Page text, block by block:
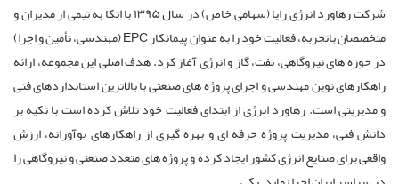
شرکت رهاورد انرژی رایا (سهامی خاص) در سال ۱۳۹۵ با اتکا به تیمی از مدیران و
متخصصان باتجربه، فعالیت خود را به عنوان پیمانکار EPC (مهندسی، تأمین و اجرا)
در حوزه های نیروگاهی، نفت، گاز و انرژی آغاز کرد. هدف اصلی این مجموعه، ارائه
راهکارهای نوین مهندسی و اجرای پروژه های صنعتی با بالاترین استانداردهای فنی
و مدیریتی است. رهاورد انرژی از ابتدای فعالیت خود تلاش کرده است با تکیه بر
دانش فنی، مدیریت پروژه حرفه ای و بهره گیری از راهکارهای نوآورانه، ارزش
واقعی برای صنایع انرژی کشور ایجاد کرده و پروژه های متعدد صنعتی و نیروگاهی را